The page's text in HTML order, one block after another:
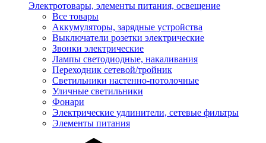
Электротовары, элементы питания, освещение
Все товары
Аккумуляторы, зарядные устройства
Выключатели розетки электрические
Звонки электрические
Лампы светодиодные, накаливания
Переходник сетевой/тройник
Светильники настенно-потолочные
Уличные светильники
Фонари
Электрические удлинители, сетевые фильтры
Элементы питания